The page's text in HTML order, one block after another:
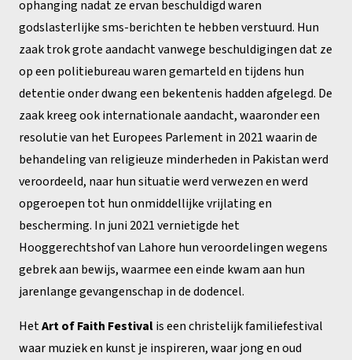
ophanging nadat ze ervan beschuldigd waren
godslasterlijke sms-berichten te hebben verstuurd. Hun
zaak trok grote aandacht vanwege beschuldigingen dat ze
op een politiebureau waren gemarteld en tijdens hun
detentie onder dwang een bekentenis hadden afgelegd. De
zaak kreeg ook internationale aandacht, waaronder een
resolutie van het Europees Parlement in 2021 waarin de
behandeling van religieuze minderheden in Pakistan werd
veroordeeld, naar hun situatie werd verwezen en werd
opgeroepen tot hun onmiddellijke vrijlating en
bescherming. In juni 2021 vernietigde het
Hooggerechtshof van Lahore hun veroordelingen wegens
gebrek aan bewijs, waarmee een einde kwam aan hun
jarenlange gevangenschap in de dodencel.
HetArt of Faith Festivalis een christelijk familiefestival
waar muziek en kunst je inspireren, waar jong en oud